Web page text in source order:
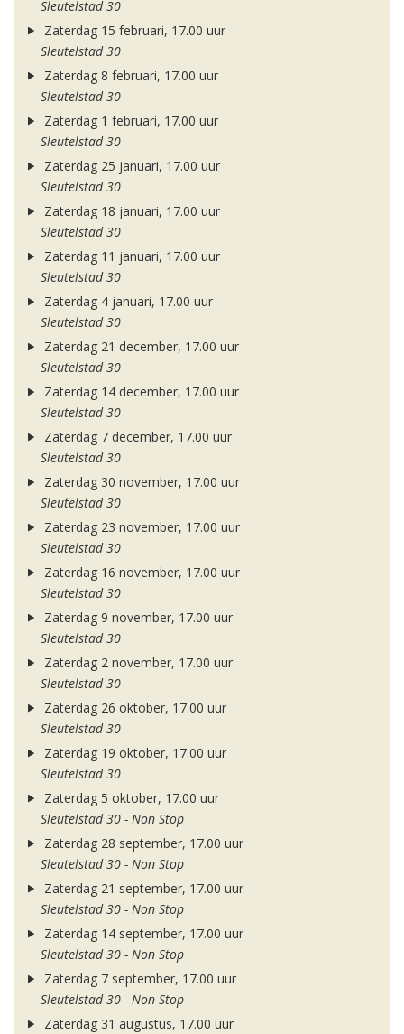
Sleutelstad 30
Zaterdag 15 februari, 17.00 uur
Sleutelstad 30
Zaterdag 8 februari, 17.00 uur
Sleutelstad 30
Zaterdag 1 februari, 17.00 uur
Sleutelstad 30
Zaterdag 25 januari, 17.00 uur
Sleutelstad 30
Zaterdag 18 januari, 17.00 uur
Sleutelstad 30
Zaterdag 11 januari, 17.00 uur
Sleutelstad 30
Zaterdag 4 januari, 17.00 uur
Sleutelstad 30
Zaterdag 21 december, 17.00 uur
Sleutelstad 30
Zaterdag 14 december, 17.00 uur
Sleutelstad 30
Zaterdag 7 december, 17.00 uur
Sleutelstad 30
Zaterdag 30 november, 17.00 uur
Sleutelstad 30
Zaterdag 23 november, 17.00 uur
Sleutelstad 30
Zaterdag 16 november, 17.00 uur
Sleutelstad 30
Zaterdag 9 november, 17.00 uur
Sleutelstad 30
Zaterdag 2 november, 17.00 uur
Sleutelstad 30
Zaterdag 26 oktober, 17.00 uur
Sleutelstad 30
Zaterdag 19 oktober, 17.00 uur
Sleutelstad 30
Zaterdag 5 oktober, 17.00 uur
Sleutelstad 30 - Non Stop
Zaterdag 28 september, 17.00 uur
Sleutelstad 30 - Non Stop
Zaterdag 21 september, 17.00 uur
Sleutelstad 30 - Non Stop
Zaterdag 14 september, 17.00 uur
Sleutelstad 30 - Non Stop
Zaterdag 7 september, 17.00 uur
Sleutelstad 30 - Non Stop
Zaterdag 31 augustus, 17.00 uur